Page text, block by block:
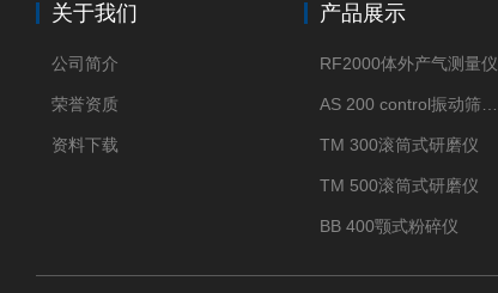
关于我们
公司简介
荣誉资质
资料下载
产品展示
RF2000体外产气测量仪
TM 300滚筒式研磨仪
TM 500滚筒式研磨仪
BB 400颚式粉碎仪